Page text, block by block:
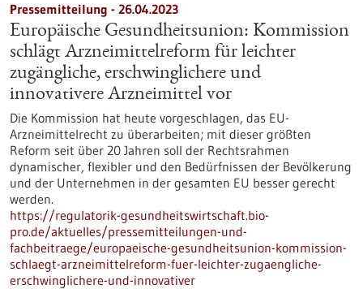
Pressemitteilung - 26.04.2023
Europäische Gesundheitsunion: Kommission
schlägt Arzneimittelreform für leichter
zugängliche, erschwinglichere und
innovativere Arzneimittel vor
Die Kommission hat heute vorgeschlagen, das EU-
Arzneimittelrecht zu überarbeiten; mit dieser größten
Reform seit über 20 Jahren soll der Rechtsrahmen
dynamischer, flexibler und den Bedürfnissen der Bevölkerung
und der Unternehmen in der gesamten EU besser gerecht
werden.
https://regulatorik-gesundheitswirtschaft.bio-
pro.de/aktuelles/pressemitteilungen-und-
fachbeitraege/europaeische-gesundheitsunion-kommission-
schlaegt-arzneimittelreform-fuer-leichter-zugaengliche-
erschwinglichere-und-innovativer